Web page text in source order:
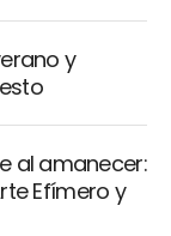
y
al amanecer:
Efímero y